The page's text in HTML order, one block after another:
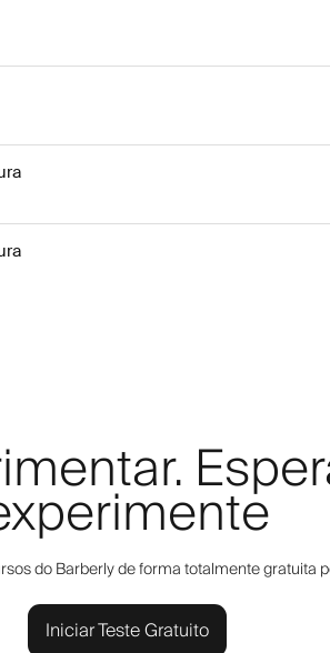
do Barberly de forma totalmente gratuita
Iniciar Teste Gratuito